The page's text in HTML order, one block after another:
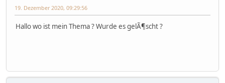
19. Dezember 2020, 09:29:56
Hallo wo ist mein Thema ? Wurde es gelÃ¶scht ?